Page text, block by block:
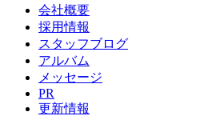
会社概要
採用情報
スタッフブログ
アルバム
メッセージ
PR
更新情報